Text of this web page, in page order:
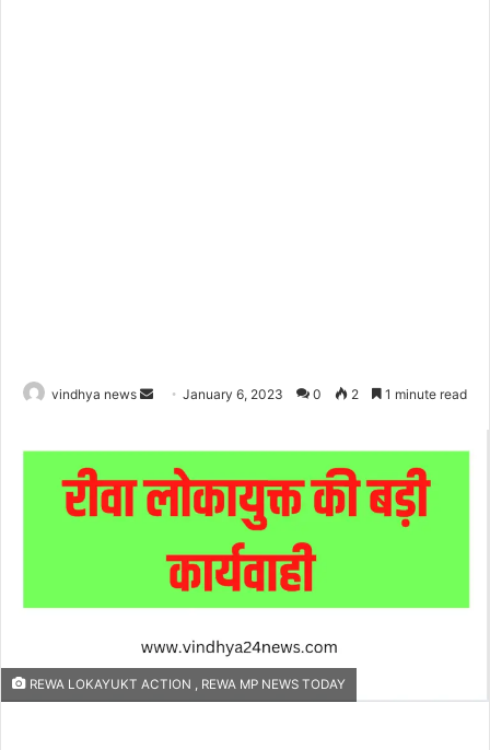
vindhya news
SendJanuary 6, 2023 0 2 1 minute read
REWA LOKAYUKT ACTION , REWA MP NEWS TODAY